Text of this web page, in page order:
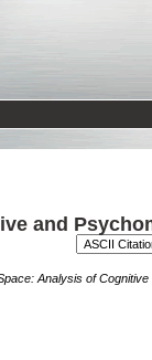
and
Analysis of